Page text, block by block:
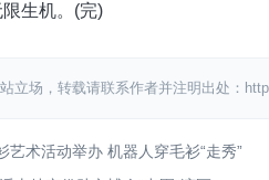
生机。(完)
立场，转载请联系作者并注明出处：
艺术活动举办 机器人穿毛衫“走秀”